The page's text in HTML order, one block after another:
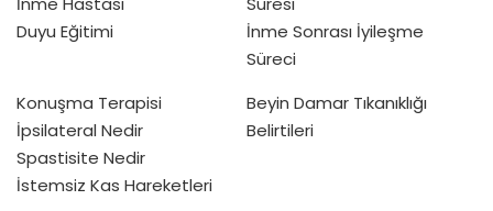
Duyu Eğitimi
İnme Sonrası İyileşme
Süreci
Konuşma Terapisi
İpsilateral Nedir
Spastisite Nedir
İstemsiz Kas Hareketleri
Beyin Damar Tıkanıklığı
Belirtileri